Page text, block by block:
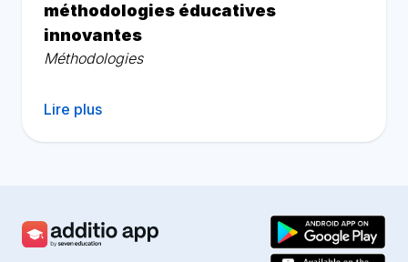
méthodologies éducatives
innovantes
Méthodologies
Lire plus